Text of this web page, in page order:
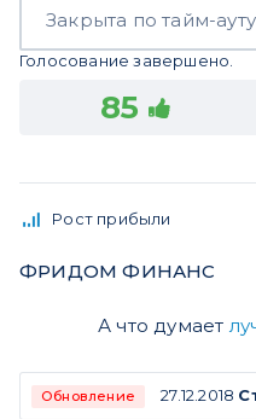
Закрыта по тайм-ауту
Голосование завершено.
85
Рост прибыли
ФРИДОМ ФИНАНС
А что думает
Обновление 27.12.2018